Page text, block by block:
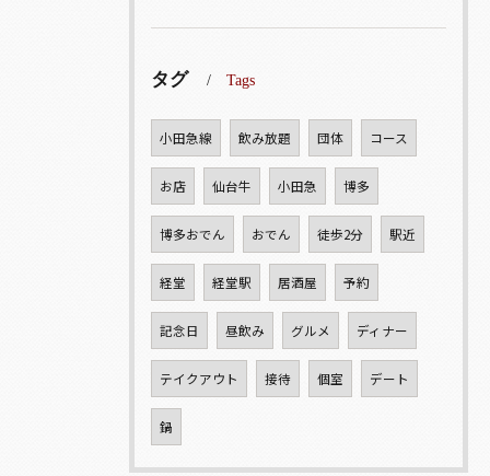
タグ Tags
小田急線 飲み放題 団体 コース
お店 仙台牛 小田急 博多
博多おでん おでん 徒歩2分 駅近
経堂 経堂駅 居酒屋 予約
記念日 昼飲み グルメ ディナー
テイクアウト 接待 個室 デート
鍋